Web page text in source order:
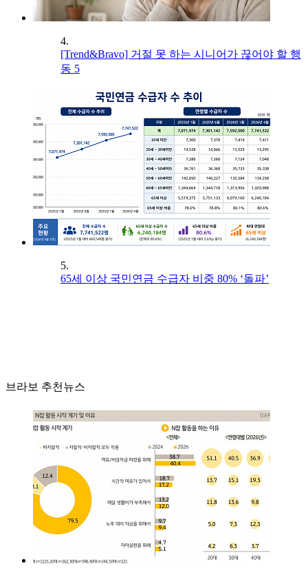
4.
[Trend&Bravo] 거절 못 하는 시니어가 끊어야 할 행
동 5
5.
65세 이상 국민연금 수급자 비중 80% ‘돌파’
브라보 추천뉴스